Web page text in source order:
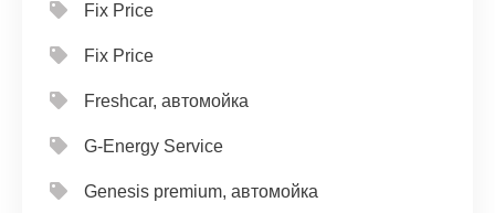
Fix Price
Fix Price
Freshcar, автомойка
G-Energy Service
Genesis premium, автомойка